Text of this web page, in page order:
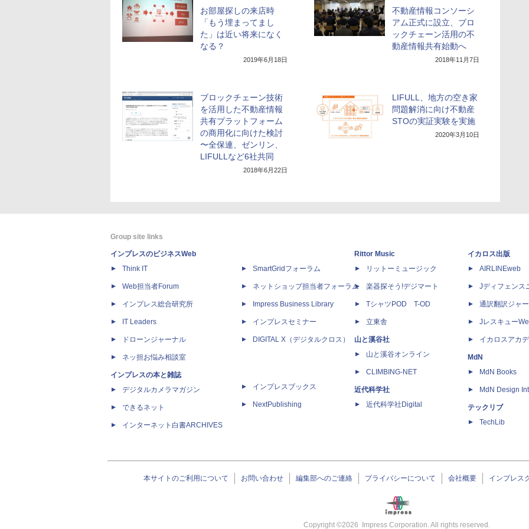
お部屋探しの来店時
「もう埋まってまし
た」は近い将来になく
なる？
2019年6月18日
不動産情報コンソーシ
アム正式に設立、ブロ
ックチェーン活用の不
動産情報共有始動へ
2018年11月7日
ブロックチェーン技術
を活用した不動産情報
共有プラットフォーム
の商用化に向けた検討
〜全保連、ゼンリン、
LIFULLなど6社共同
2018年6月22日
LIFULL、地方の空き家
問題解消に向け不動産
STOの実証実験を実施
2020年3月10日
Group site links
インプレスのビジネスWeb
Think IT
Web担当者Forum
インプレス総合研究所
IT Leaders
ドローンジャーナル
ネッ担お悩み相談室
インプレスの本と雑誌
デジタルカメラマガジン
できるネット
インターネット白書ARCHIVES
SmartGridフォーラム
ネットショップ担当者フォーラム
Impress Business Library
インプレスセミナー
DIGITAL X（デジタルクロス）
インプレスブックス
NextPublishing
Rittor Music
リットーミュージック
楽器探そう!デジマート
TシャツPOD T-OD
立東舎
山と溪谷社
山と溪谷オンライン
CLIMBING-NET
近代科学社
近代科学社Digital
イカロス出版
AIRLINEweb
Jディフェンス
通訳翻訳ジャ
Jレスキュー
イカロスアカ
MdN
MdN Books
MdN Design
テックリブ
TechLib
本サイトのご利用について お問い合わせ 編集部へのご連絡 プライバシーについて 会社概要 インプレス
Copyright ©2026 Impress Corporation. All rights reserved.